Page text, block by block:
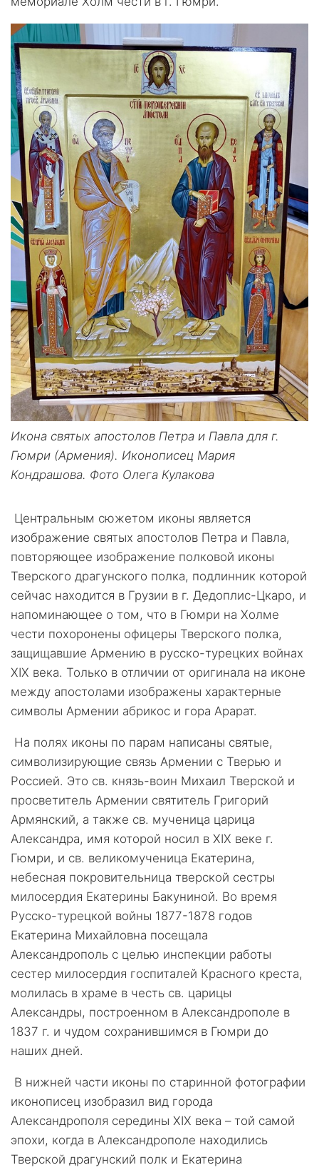
Икона святых апостолов Петра и Павла для г.
Гюмри (Армения). Иконописец Мария
Кондрашова. Фото Олега Кулакова
Центральным сюжетом иконы является
изображение святых апостолов Петра и Павла,
повторяющее изображение полковой иконы
Тверского драгунского полка, подлинник которой
сейчас находится в Грузии в г. Дедоплис-Цкаро, и
напоминающее о том, что в Гюмри на Холме
чести похоронены офицеры Тверского полка,
защищавшие Армению в русско-турецких войнах
ХIХ века. Только в отличии от оригинала на иконе
между апостолами изображены характерные
символы Армении абрикос и гора Арарат.
На полях иконы по парам написаны святые,
символизирующие связь Армении с Тверью и
Россией. Это св. князь-воин Михаил Тверской и
просветитель Армении святитель Григорий
Армянский, а также св. мученица царица
Александра, имя которой носил в ХIХ веке г.
Гюмри, и св. великомученица Екатерина,
небесная покровительница тверской сестры
милосердия Екатерины Бакуниной. Во время
Русско-турецкой войны 1877-1878 годов
Екатерина Михайловна посещала
Александрополь с целью инспекции работы
сестер милосердия госпиталей Красного креста,
молилась в храме в честь св. царицы
Александры, построенном в Александрополе в
1837 г. и чудом сохранившимся в Гюмри до
наших дней.
В нижней части иконы по старинной фотографии
иконописец изобразил вид города
Александрополя середины ХIХ века – той самой
эпохи, когда в Александрополе находились
Тверской драгунский полк и Екатерина